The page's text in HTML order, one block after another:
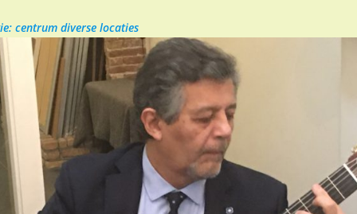
centrum diverse locaties